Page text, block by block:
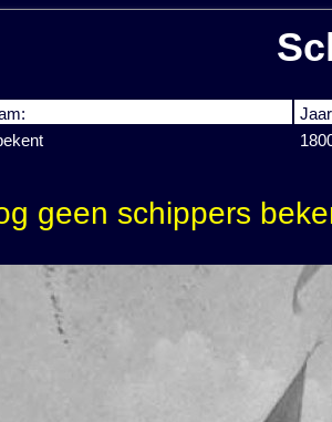
geen schippers